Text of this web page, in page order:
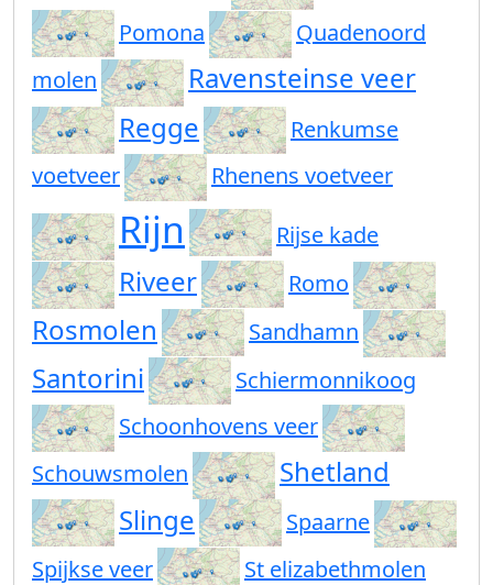
Pomona
Quadenoord
molen
Ravensteinse veer
Regge
Renkumse
voetveer
Rhenens voetveer
Rijn Rijse kade
Riveer Romo
Rosmolen Sandhamn
Santorini
Schiermonnikoog
Schoonhovens veer
Schouwsmolen
Shetland
Slinge
Spaarne
Spijkse veer
St elizabethmolen